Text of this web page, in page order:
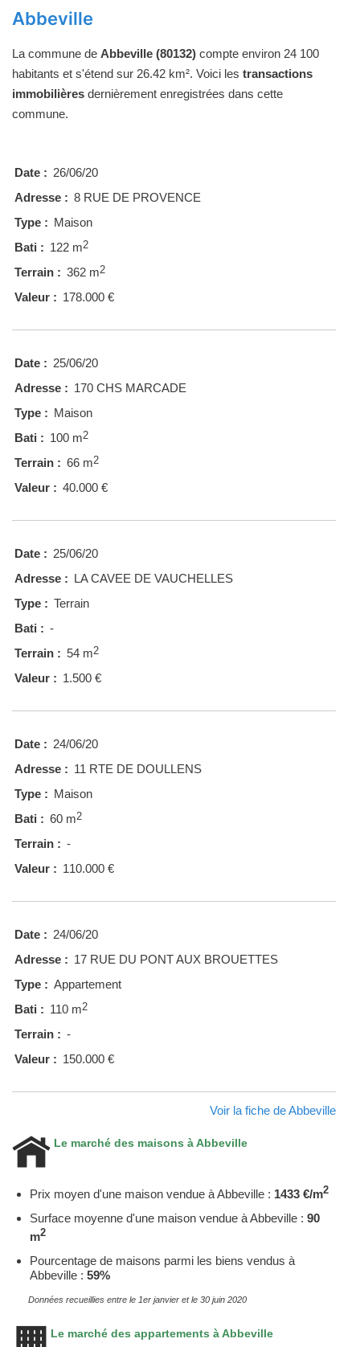
Abbeville
La commune de Abbeville (80132) compte environ 24 100
habitants et s'étend sur 26.42 km². Voici les transactions
immobilières dernièrement enregistrées dans cette
commune.
Date : 26/06/20
Adresse : 8 RUE DE PROVENCE
Type : Maison
Bati : 122 m2
Terrain : 362 m2
Valeur : 178.000 €
Date : 25/06/20
Adresse : 170 CHS MARCADE
Type : Maison
Bati : 100 m2
Terrain : 66 m2
Valeur : 40.000 €
Date : 25/06/20
Adresse : LA CAVEE DE VAUCHELLES
Type : Terrain
Bati : -
Terrain : 54 m2
Valeur : 1.500 €
Date : 24/06/20
Adresse : 11 RTE DE DOULLENS
Type : Maison
Bati : 60 m2
Terrain : -
Valeur : 110.000 €
Date : 24/06/20
Adresse : 17 RUE DU PONT AUX BROUETTES
Type : Appartement
Bati : 110 m2
Terrain : -
Valeur : 150.000 €
Voir la fiche de Abbeville
Le marché des maisons à Abbeville
Prix moyen d'une maison vendue à Abbeville : 1433 €/m2
Surface moyenne d'une maison vendue à Abbeville : 90
m2
Pourcentage de maisons parmi les biens vendus à
Abbeville : 59%
Données recueillies entre le 1er janvier et le 30 juin 2020
Le marché des appartements à Abbeville